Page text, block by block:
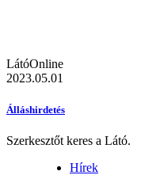
LátóOnline
2023.05.01
Álláshirdetés
Szerkesztőt keres a Látó.
Hírek